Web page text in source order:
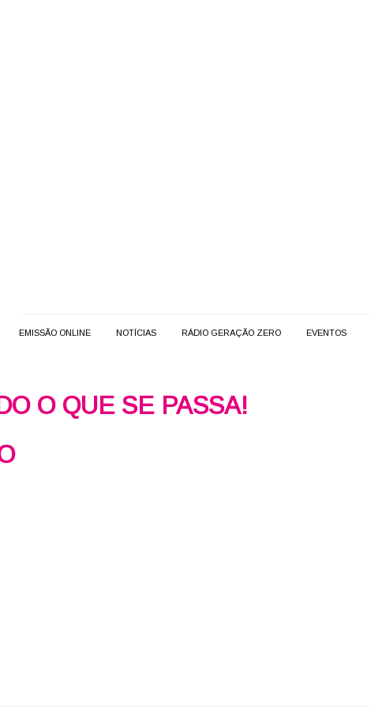
EMISSÃO ONLINE NOTÍCIAS RÁDIO GERAÇÃO ZERO EVENTOS
O QUE SE PASSA!